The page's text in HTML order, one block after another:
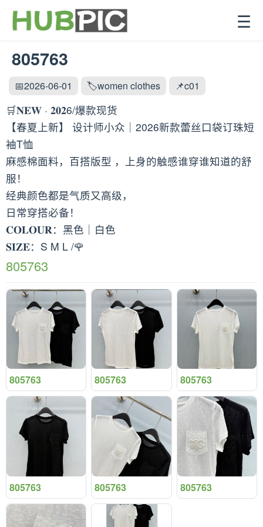
☰
805763
📅2026-06-01 🏷️women clothes 📌c01
🛒𝐍𝐄𝐖 · 𝟐𝟎𝟐6/爆款现货
【春夏上新】 设计师小众｜2026新款蕾丝口袋订珠短
袖T恤
麻感棉面料，百搭版型 ，上身的触感谁穿谁知道的舒
服！
经典颜色都是气质又高级，
日常穿搭必备！
𝐂𝐎𝐋𝐎𝐔𝐑：黑色｜白色
𝐒𝐈𝐙𝐄：S M L /🌹
805763
805763 805763 805763
805763 805763 805763